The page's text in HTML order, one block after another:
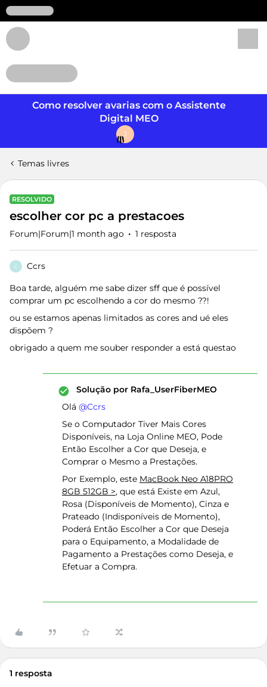
Como resolver avarias com o Assistente
Digital MEO
J
Temas livres
RESOLVIDO
escolher cor pc a prestacoes
Forum|Forum|1 month ago 1 resposta
C Ccrs
Boa tarde, alguém me sabe dizer sff que é possível
comprar um pc escolhendo a cor do mesmo ??!
ou se estamos apenas limitados as cores and ué eles
dispõem ?
obrigado a quem me souber responder a está questao
Solução por Rafa_UserFiberMEO
Olá ​ @Ccrs
Se o Computador Tiver Mais Cores
Disponíveis, na Loja Online MEO, Pode
Então Escolher a Cor que Deseja, e
Comprar o Mesmo a Prestações.
Por Exemplo, este MacBook Neo A18PRO
8GB 512GB >, que está Existe em Azul,
Rosa (Disponíveis de Momento), Cinza e
Prateado (Indisponíveis de Momento),
Poderá Então Escolher a Cor que Deseja
para o Equipamento, a Modalidade de
Pagamento a Prestações como Deseja, e
Efetuar a Compra.
1 resposta